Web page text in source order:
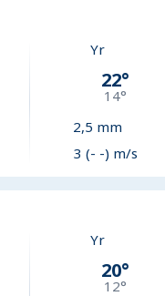
Yr
22°
14°
2,5 mm
3 (- -) m/s
Yr
20°
12°